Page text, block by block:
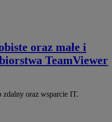
oraz małe i
TeamViewer
zdalny oraz wsparcie IT.